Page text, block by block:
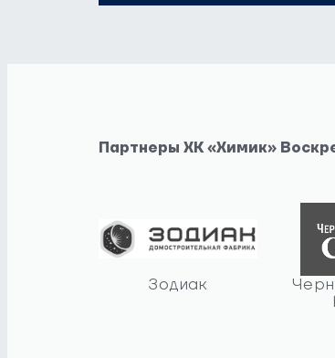
Партнеры ХК «Химик»
Зодиак